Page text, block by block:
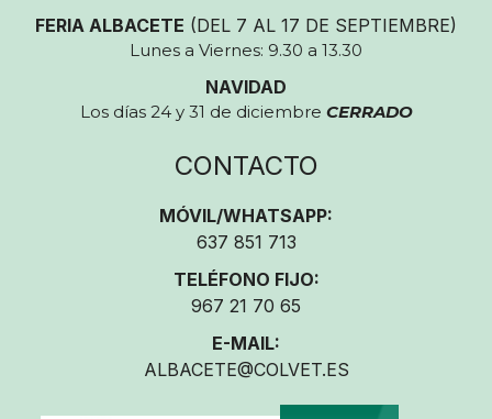
FERIA ALBACETE (DEL 7 AL 17 DE SEPTIEMBRE)
Lunes a Viernes: 9.30 a 13.30
NAVIDAD
Los días 24 y 31 de diciembre CERRADO
CONTACTO
MÓVIL/WHATSAPP:
637 851 713
TELÉFONO FIJO:
967 21 70 65
E-MAIL:
ALBACETE@COLVET.ES